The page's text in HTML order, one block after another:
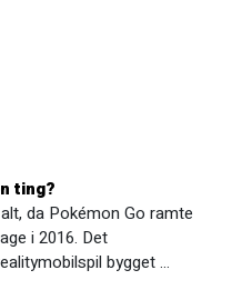
ting?
da Pokémon Go ramte
i 2016. Det
bygget …